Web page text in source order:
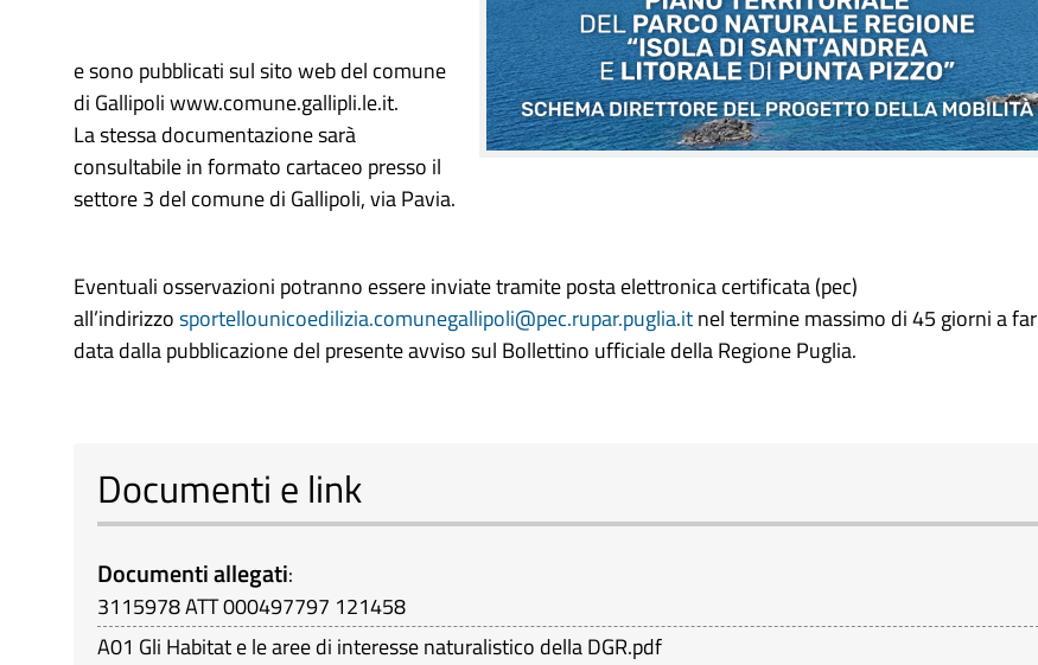
e sono pubblicati sul sito web del comune
di Gallipoli www.comune.gallipli.le.it.
La stessa documentazione sarà
consultabile in formato cartaceo presso il
settore 3 del comune di Gallipoli, via Pavia.
Eventuali osservazioni potranno essere inviate tramite posta elettronica certificata (pec)
all’indirizzosportellounicoedilizia.comunegallipoli@pec.rupar.puglia.itnel termine massimo di 45 giorni a far
data dalla pubblicazione del presente avviso sul Bollettino ufficiale della Regione Puglia.
Documenti e link
Documenti allegati:
3115978 ATT 000497797 121458
A01 Gli Habitat e le aree di interesse naturalistico della DGR.pdf